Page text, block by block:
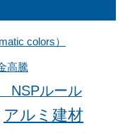
colors）
高騰
NSPルール
アルミ建材